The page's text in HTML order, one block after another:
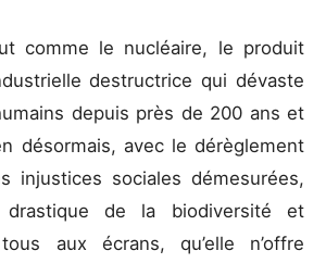
comme le nucléaire, le produit
destructrice qui dévaste
depuis près de 200 ans et
désormais, avec le dérèglement
injustices sociales démesurées,
de la biodiversité et
aux écrans, qu’elle n’offre